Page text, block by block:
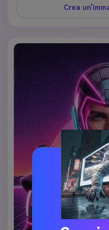
codice fluttuante,
persona caricata
Crea